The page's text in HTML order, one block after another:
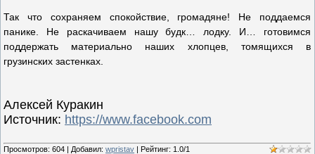
Так что сохраняем спокойствие, громадяне! Не поддаемся
панике. Не раскачиваем нашу будк… лодку. И… готовимся
поддержать материально наших хлопцев, томящихся в
грузинских застенках.
Алексей Куракин
Источник: https://www.facebook.com
Просмотров: 604 | Добавил: wpristav | Рейтинг: 1.0/1